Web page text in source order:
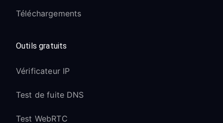
Téléchargements
Outils gratuits
Vérificateur IP
Test de fuite DNS
Test WebRTC